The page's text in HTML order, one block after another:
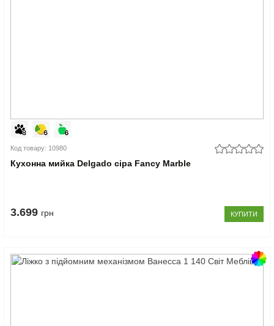
Код товару: 10980
Кухонна мийка Delgado сіра Fancy Marble
3.699 грн КУПИТИ